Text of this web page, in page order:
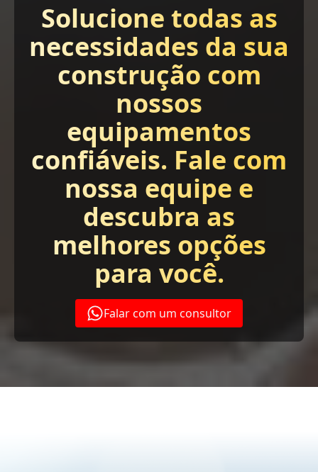
Solucione todas as
necessidades da sua
construção com
nossos
equipamentos
confiáveis. Fale com
nossa equipe e
descubra as
melhores opções
para você.
Falar com um consultor